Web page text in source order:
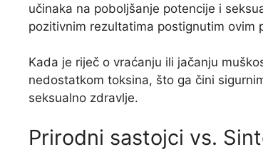
učinaka na poboljšanje potencije i
pozitivnim rezultatima postignutim ovim
Kada je riječ o vraćanju ili jačanju
nedostatkom toksina, što ga čini
seksualno zdravlje.
Prirodni sastojci vs.